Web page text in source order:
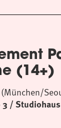
(14+)
/ Studiohaus